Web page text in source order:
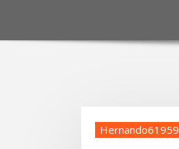
Hernando61959